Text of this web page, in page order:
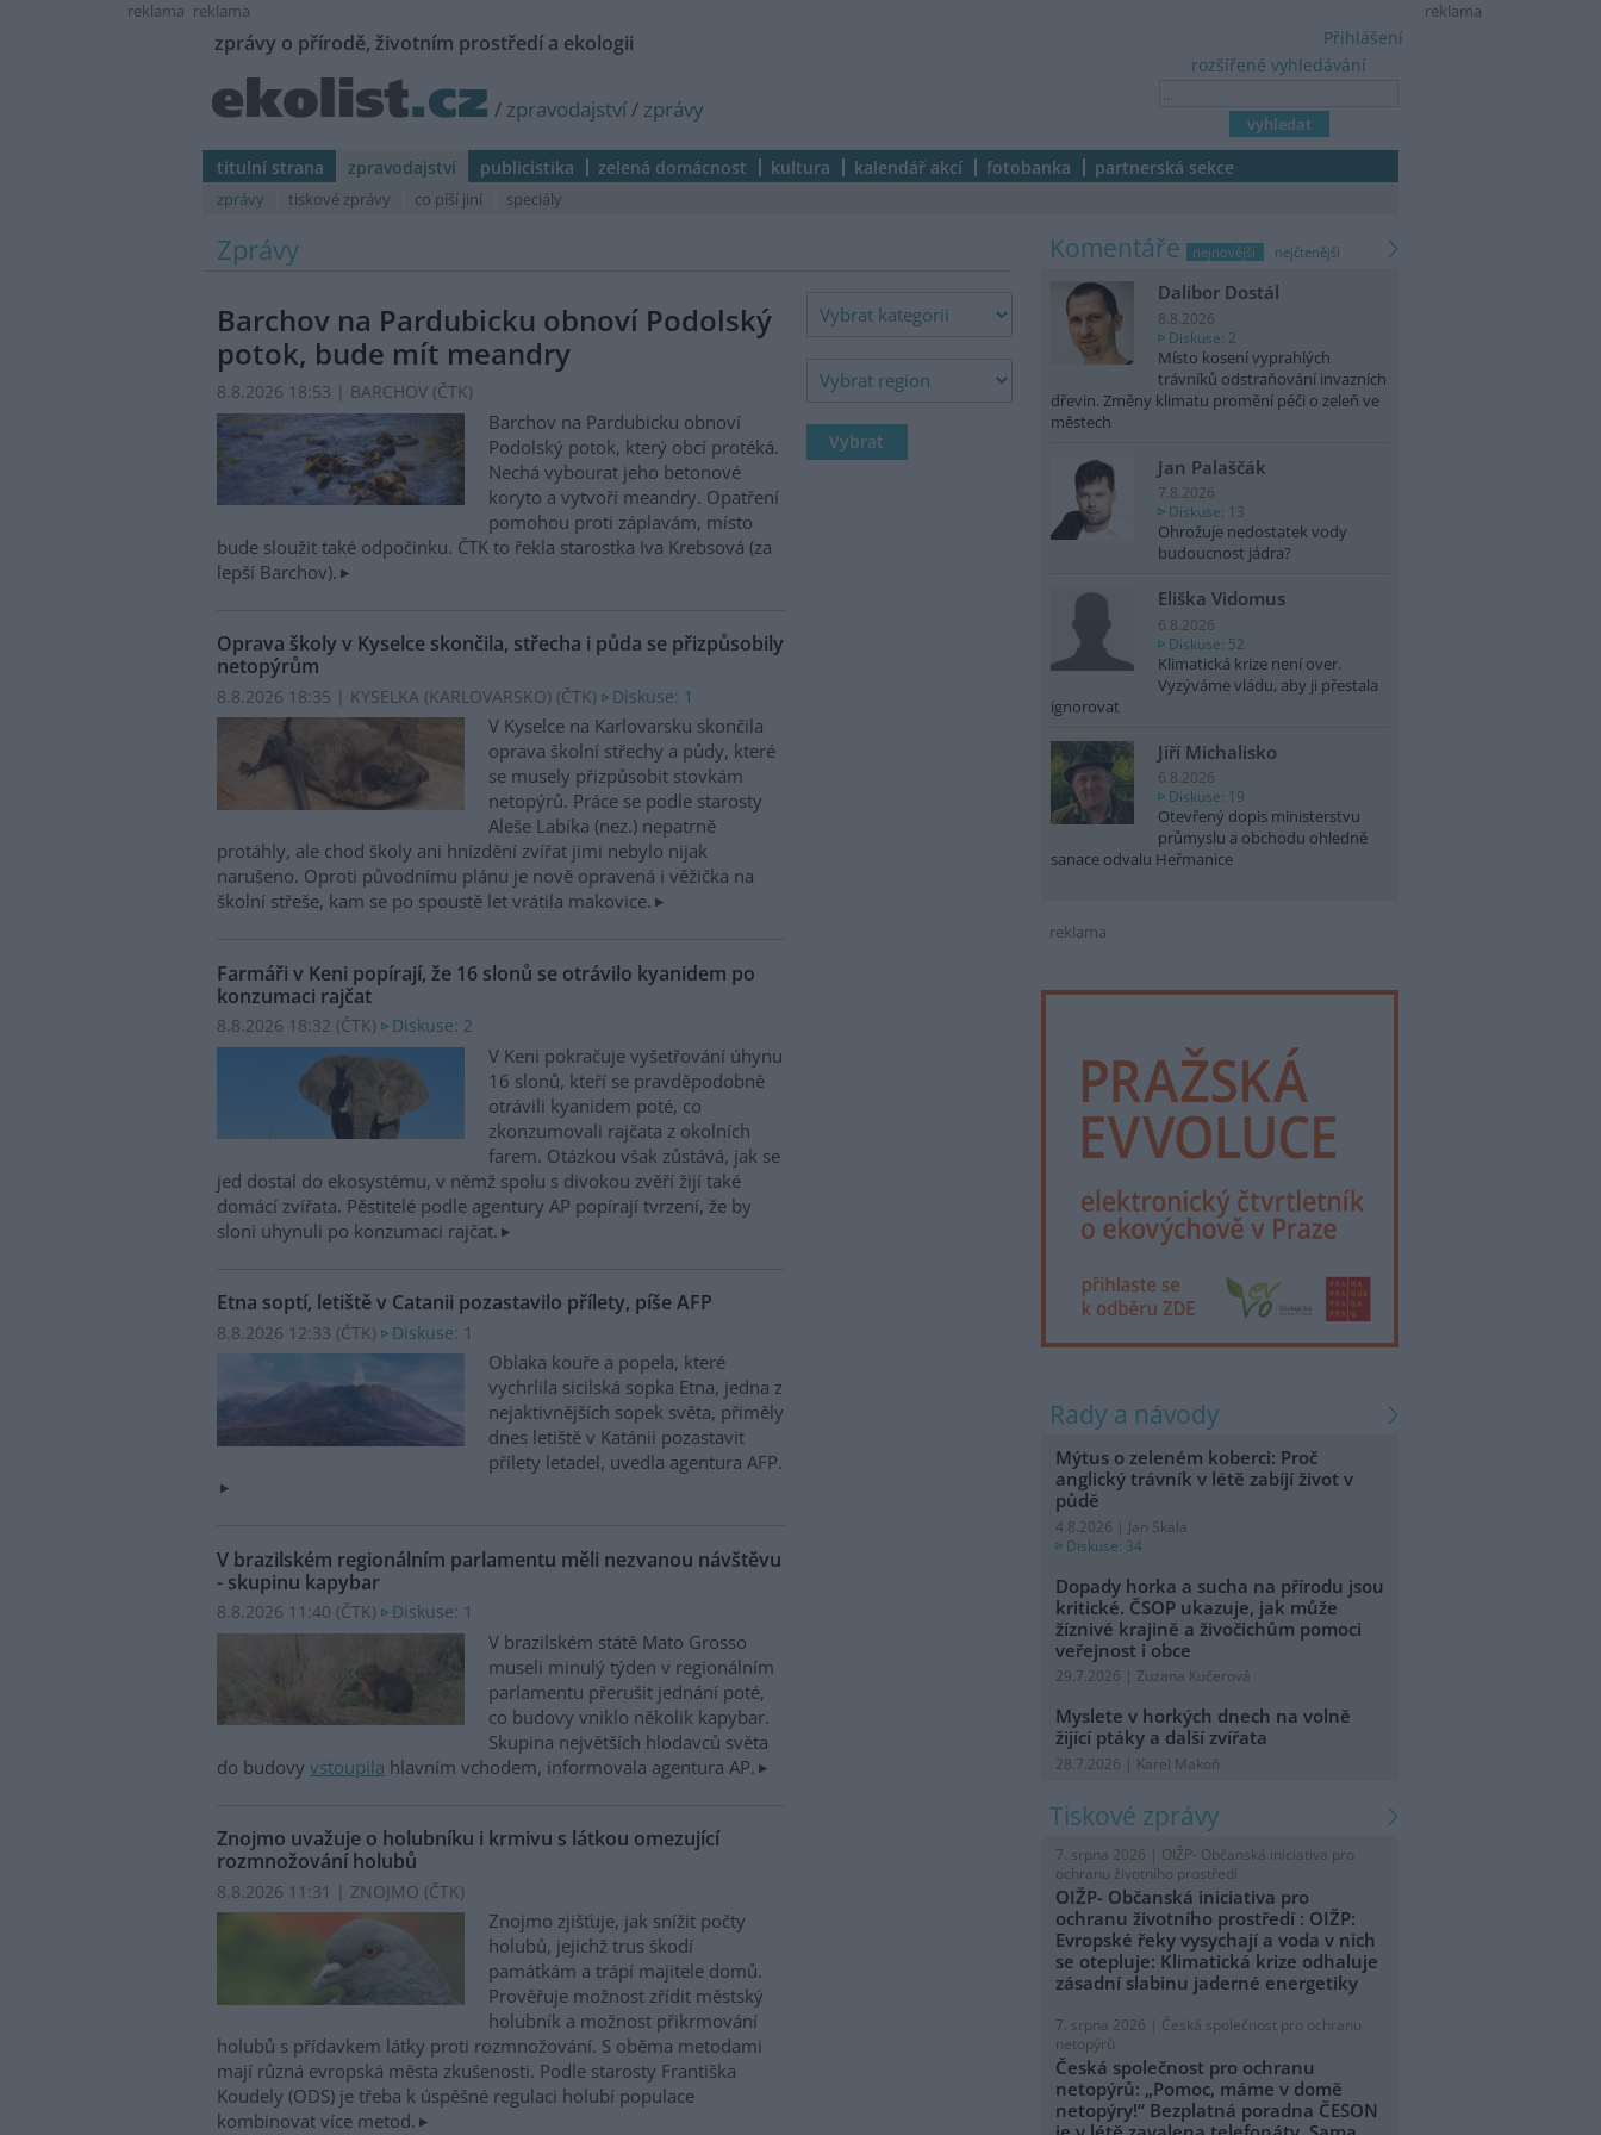
reklama
reklama reklama
zprávy o přírodě, životním prostředí a ekologii
/ zpravodajství/ zprávy
rozšířené vyhledávání
Přihlášení
titulní strana zpravodajství publicistika zelená domácnost kultura kalendář akcí fotobanka partnerská sekce
zprávy tiskové zprávy co píší jiní speciály
Zprávy
Barchov na Pardubicku obnoví Podolský
potok, bude mít meandry
8.8.2026 18:53 | BARCHOV (ČTK)
Barchov na Pardubicku obnoví
Podolský potok, který obcí protéká.
Nechá vybourat jeho betonové
koryto a vytvoří meandry. Opatření
pomohou proti záplavám, místo
bude sloužit také odpočinku. ČTK to řekla starostka Iva Krebsová (za
lepší Barchov).
Oprava školy v Kyselce skončila, střecha i půda se přizpůsobily
netopýrům
8.8.2026 18:35 | KYSELKA (KARLOVARSKO) (ČTK) Diskuse: 1
V Kyselce na Karlovarsku skončila
oprava školní střechy a půdy, které
se musely přizpůsobit stovkám
netopýrů. Práce se podle starosty
Aleše Labíka (nez.) nepatrně
protáhly, ale chod školy ani hnízdění zvířat jimi nebylo nijak
narušeno. Oproti původnímu plánu je nově opravená i věžička na
školní střeše, kam se po spoustě let vrátila makovice.
Farmáři v Keni popírají, že 16 slonů se otrávilo kyanidem po
konzumaci rajčat
8.8.2026 18:32 (ČTK) Diskuse: 2
V Keni pokračuje vyšetřování úhynu
16 slonů, kteří se pravděpodobně
otrávili kyanidem poté, co
zkonzumovali rajčata z okolních
farem. Otázkou však zůstává, jak se
jed dostal do ekosystému, v němž spolu s divokou zvěří žijí také
domácí zvířata. Pěstitelé podle agentury AP popírají tvrzení, že by
sloni uhynuli po konzumaci rajčat.
Etna soptí, letiště v Catanii pozastavilo přílety, píše AFP
8.8.2026 12:33 (ČTK) Diskuse: 1
Oblaka kouře a popela, které
vychrlila sicilská sopka Etna, jedna z
nejaktivnějších sopek světa, přiměly
dnes letiště v Katánii pozastavit
přílety letadel, uvedla agentura AFP.
V brazilském regionálním parlamentu měli nezvanou návštěvu
- skupinu kapybar
8.8.2026 11:40 (ČTK) Diskuse: 1
V brazilském státě Mato Grosso
museli minulý týden v regionálním
parlamentu přerušit jednání poté,
co budovy vniklo několik kapybar.
Skupina největších hlodavců světa
do budovy vstoupila hlavním vchodem, informovala agentura AP.
Znojmo uvažuje o holubníku i krmivu s látkou omezující
rozmnožování holubů
8.8.2026 11:31 | ZNOJMO (ČTK)
Znojmo zjišťuje, jak snížit počty
holubů, jejichž trus škodí
památkám a trápí majitele domů.
Prověřuje možnost zřídit městský
holubník a možnost přikrmování
holubů s přídavkem látky proti rozmnožování. S oběma metodami
mají různá evropská města zkušenosti. Podle starosty Františka
Koudely (ODS) je třeba k úspěšné regulaci holubí populace
kombinovat více metod.
komentáře nejnovější nejčtenější
Dalibor Dostál
8.8.2026
Diskuse: 2
Místo kosení vyprahlých
trávníků odstraňování invazních
dřevin. Změny klimatu promění péči o zeleň ve
městech
Jan Palaščák
7.8.2026
Diskuse: 13
Ohrožuje nedostatek vody
budoucnost jádra?
Eliška Vidomus
6.8.2026
Diskuse: 52
Klimatická krize není over.
Vyzýváme vládu, aby ji přestala
ignorovat
Jiří Michalisko
6.8.2026
Diskuse: 19
Otevřený dopis ministerstvu
průmyslu a obchodu ohledně
sanace odvalu Heřmanice
reklama
rady a návody
Mýtus o zeleném koberci: Proč
anglický trávník v létě zabíjí život v
půdě
4.8.2026 | Jan Skala
Diskuse: 34
Dopady horka a sucha na přírodu jsou
kritické. ČSOP ukazuje, jak může
žíznivé krajině a živočichům pomoci
veřejnost i obce
29.7.2026 | Zuzana Kučerová
Myslete v horkých dnech na volně
žijící ptáky a další zvířata
28.7.2026 | Karel Makoň
tiskové zprávy
7. srpna 2026 | OIŽP- Občanská iniciativa pro
ochranu životního prostředí
OIŽP- Občanská iniciativa pro
ochranu životního prostředí : OIŽP:
Evropské řeky vysychají a voda v nich
se otepluje: Klimatická krize odhaluje
zásadní slabinu jaderné energetiky
7. srpna 2026 | Česká společnost pro ochranu
netopýrů
Česká společnost pro ochranu
netopýrů: „Pomoc, máme v domě
netopýry!“ Bezplatná poradna ČESON